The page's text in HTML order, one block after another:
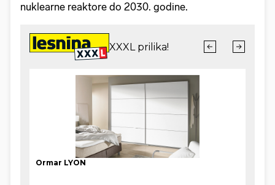
nuklearne reaktore do 2030. godine.